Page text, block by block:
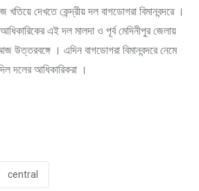
দেখতে কেন্দ্রীয় দল বাগডোগরা বিমানবন্দরে ।
এই দল মালদা ও পূর্ব মেদিনীপুর জেলায়
। এদিন বাগডোগরা বিমানবন্দরে নেমে
দলের আধিকারিকরা ।
central